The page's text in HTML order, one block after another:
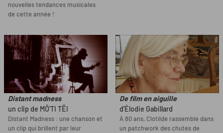
nouvelles tendances musicales
de cette année !
Distant madness
un clip de MÔ'TI TËI
Distant Madness : une chanson et
un clip qui brillent par leur
De film en aiguille
d'Élodie Gabillard
À 80 ans, Clotilde rassemble dans
un patchwork des chutes de